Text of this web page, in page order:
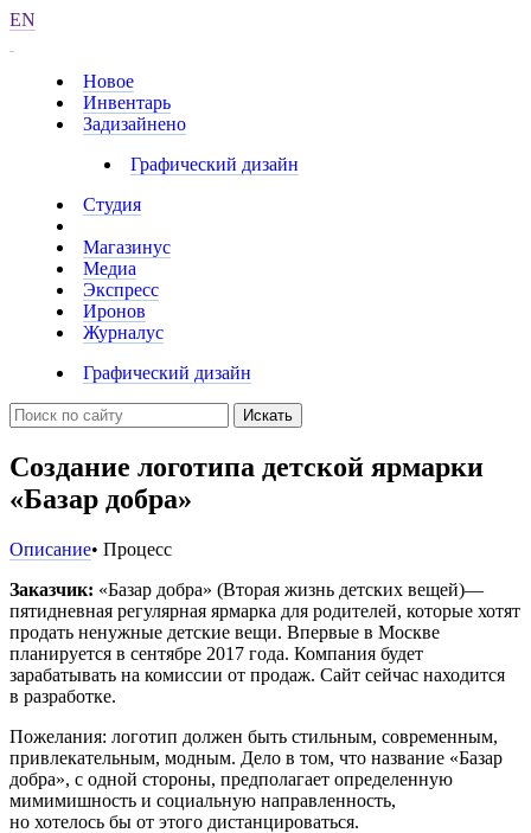
EN
Новое
Инвентарь
Задизайнено
Графический дизайн
Студия
Магазинус
Медиа
Экспресс
Иронов
Журналус
Графический дизайн
Искать
Создание логотипа детской ярмарки
«Базар добра»
Описание• Процесс
Заказчик: «Базар добра» (Вторая жизнь детских вещей)—
пятидневная регулярная ярмарка для родителей, которые хотят
продать ненужные детские вещи. Впервые в Москве
планируется в сентябре 2017 года. Компания будет
зарабатывать на комиссии от продаж. Сайт сейчас находится
в разработке.
Пожелания: логотип должен быть стильным, современным,
привлекательным, модным. Дело в том, что название «Базар
добра», с одной стороны, предполагает определенную
мимимишность и социальную направленность,
но хотелось бы от этого дистанцироваться.